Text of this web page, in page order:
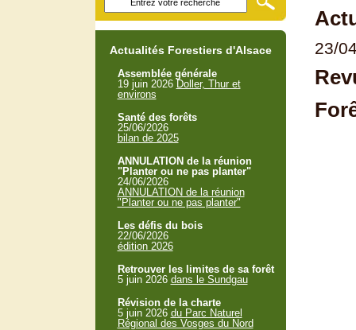
23/
Actualités Forestiers d'Alsace
Assemblée générale
19 juin 2026 Doller, Thur et
environs
Santé des forêts
25/06/2026
bilan de 2025
ANNULATION de la réunion
"Planter ou ne pas planter"
24/06/2026
ANNULATION de la réunion
"Planter ou ne pas planter"
Les défis du bois
22/06/2026
édition 2026
Retrouver les limites de sa forêt
5 juin 2026 dans le Sundgau
Révision de la charte
5 juin 2026 du Parc Naturel
Régional des Vosges du Nord